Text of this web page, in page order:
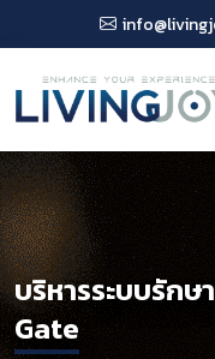
บริหารระบบรัก
Gate